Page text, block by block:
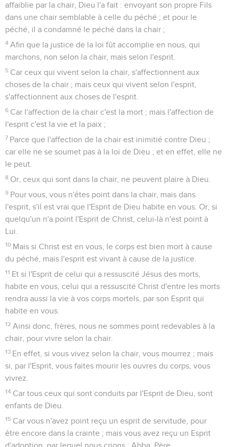
affaiblie par la chair, Dieu l'a fait : envoyant son propre Fils
dans une chair semblable à celle du péché ; et pour le
péché, il a condamné le péché dans la chair ;
4 Afin que la justice de la loi fût accomplie en nous, qui
marchons, non selon la chair, mais selon l'esprit.
5 Car ceux qui vivent selon la chair, s'affectionnent aux
choses de la chair ; mais ceux qui vivent selon l'esprit,
s'affectionnent aux choses de l'esprit.
6 Car l'affection de la chair c'est la mort ; mais l'affection de
l'esprit c'est la vie et la paix ;
7 Parce que l'affection de la chair est inimitié contre Dieu ;
car elle ne se soumet pas à la loi de Dieu ; et en effet, elle ne
le peut.
8 Or, ceux qui sont dans la chair, ne peuvent plaire à Dieu.
9 Pour vous, vous n'êtes point dans la chair, mais dans
l'esprit, s'il est vrai que l'Esprit de Dieu habite en vous. Or, si
quelqu'un n'a point l'Esprit de Christ, celui-là n'est point à
Lui.
10 Mais si Christ est en vous, le corps est bien mort à cause
du péché, mais l'esprit est vivant à cause de la justice.
11 Et si l'Esprit de celui qui a ressuscité Jésus des morts,
habite en vous, celui qui a ressuscité Christ d'entre les morts
rendra aussi la vie à vos corps mortels, par son Esprit qui
habite en vous.
12 Ainsi donc, frères, nous ne sommes point redevables à la
chair, pour vivre selon la chair.
13 En effet, si vous vivez selon la chair, vous mourrez ; mais
si, par l'Esprit, vous faites mourir les ouvres du corps, vous
vivrez.
14 Car tous ceux qui sont conduits par l'Esprit de Dieu, sont
enfants de Dieu.
15 Car vous n'avez point reçu un esprit de servitude, pour
être encore dans la crainte ; mais vous avez reçu un Esprit
d'adoption, par lequel nous crions : Abba, Père.